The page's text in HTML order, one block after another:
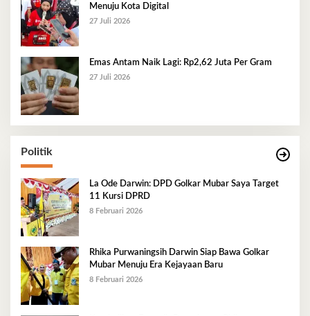
Menuju Kota Digital
27 Juli 2026
Emas Antam Naik Lagi: Rp2,62 Juta Per Gram
27 Juli 2026
Politik
La Ode Darwin: DPD Golkar Mubar Saya Target
11 Kursi DPRD
8 Februari 2026
Rhika Purwaningsih Darwin Siap Bawa Golkar
Mubar Menuju Era Kejayaan Baru
8 Februari 2026